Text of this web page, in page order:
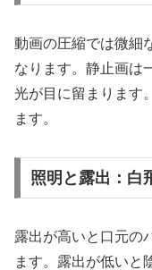
動画の圧縮では微細
なります。静止画は
光が目に留まります
ます。
照明と露出：白
露出が高いと口元の
ます。露出が低いと